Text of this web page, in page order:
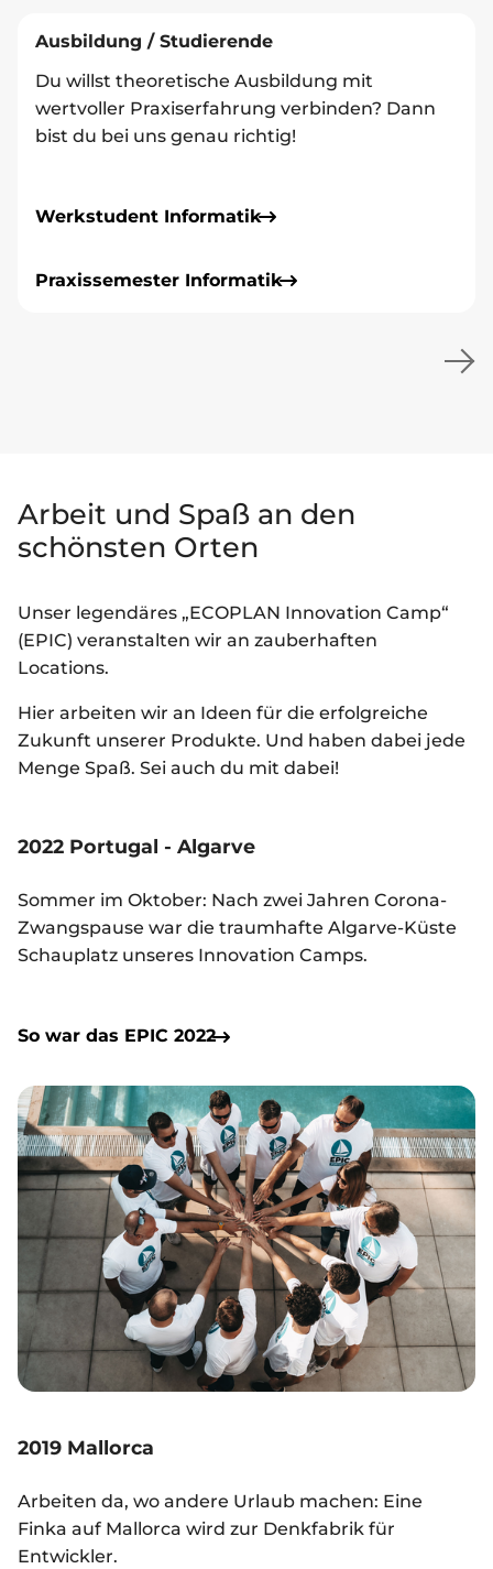
Ausbildung / Studierende
Du willst theoretische Ausbildung mit
wertvoller Praxiserfahrung verbinden? Dann
bist du bei uns genau richtig!
Werkstudent Informatik
Praxissemester Informatik
Arbeit und Spaß an den
schönsten Orten
Unser legendäres „ECOPLAN Innovation Camp“
(EPIC) veranstalten wir an zauberhaften
Locations.
Hier arbeiten wir an Ideen für die erfolgreiche
Zukunft unserer Produkte. Und haben dabei jede
Menge Spaß. Sei auch du mit dabei!
2022 Portugal - Algarve
Sommer im Oktober: Nach zwei Jahren Corona-
Zwangspause war die traumhafte Algarve-Küste
Schauplatz unseres Innovation Camps.
So war das EPIC 2022
2019 Mallorca
Arbeiten da, wo andere Urlaub machen: Eine
Finka auf Mallorca wird zur Denkfabrik für
Entwickler.